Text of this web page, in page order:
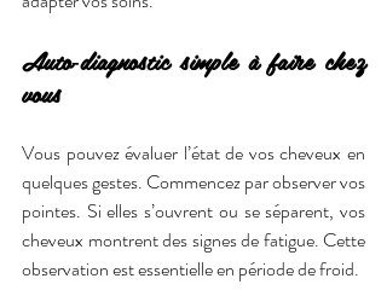
Auto‑diagnostic simple à faire chez
vous
Vous pouvez évaluer l’état de vos cheveux en
quelques gestes. Commencez par observer vos
pointes. Si elles s’ouvrent ou se séparent, vos
cheveux montrent des signes de fatigue. Cette
observation est essentielle en période de froid.